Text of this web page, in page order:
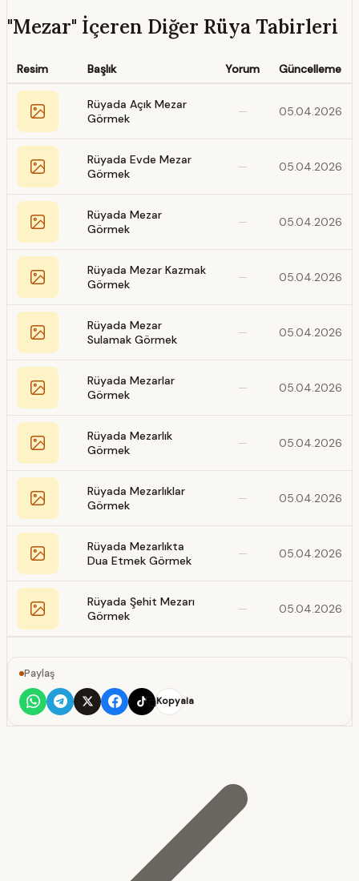
"Mezar" İçeren Diğer Rüya Tabirleri
Resim Başlık Yorum Güncelleme
Rüyada Açık Mezar
Görmek
— 05.04.2026
Rüyada Evde Mezar
Görmek
— 05.04.2026
Rüyada Mezar
Görmek
— 05.04.2026
Rüyada Mezar Kazmak
Görmek
— 05.04.2026
Rüyada Mezar
Sulamak Görmek
— 05.04.2026
Rüyada Mezarlar
Görmek
— 05.04.2026
Rüyada Mezarlık
Görmek
— 05.04.2026
Rüyada Mezarlıklar
Görmek
— 05.04.2026
Rüyada Mezarlıkta
Dua Etmek Görmek
— 05.04.2026
Rüyada Şehit Mezarı
Görmek
— 05.04.2026
Paylaş
Kopyala